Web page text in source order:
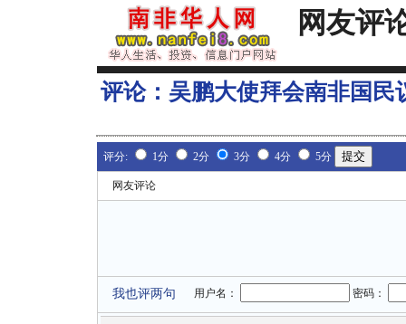
网友评
评论： 吴鹏大使拜会南非国民
评分: 1分 2分 3分 4分 5分
网友评论
我也评两句 用户名： 密码：